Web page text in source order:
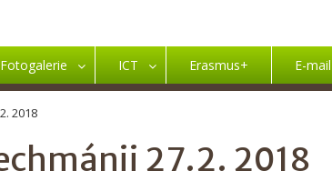
Fotogalerie ICT Erasmus+ E-mail
2018
27.2. 2018